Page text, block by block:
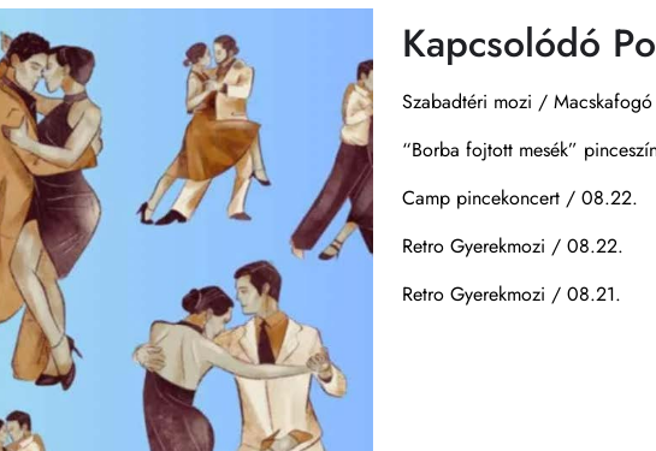
Kapcsolódó
Szabadtéri mozi /
“Borba fojtott mesék”
Camp pincekoncert / 08.22.
Retro Gyerekmozi / 08.22.
Retro Gyerekmozi / 08.21.